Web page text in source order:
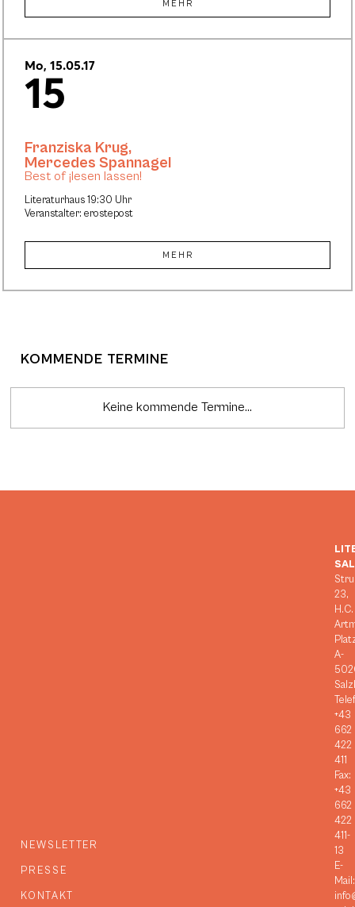
MEHR
Mo, 15.05.17
15
Literaturhaus 19:30 Uhr
Veranstalter: erostepost
Franziska Krug,
Mercedes Spannagel
Best of ¡lesen lassen!
MEHR
KOMMENDE TERMINE
Keine kommende Termine...
NEWSLETTER
PRESSE
KONTAKT
23,
H.C.
A-
+43
662
422
411
Fax:
+43
662
422
411-
13
E-
Mail: